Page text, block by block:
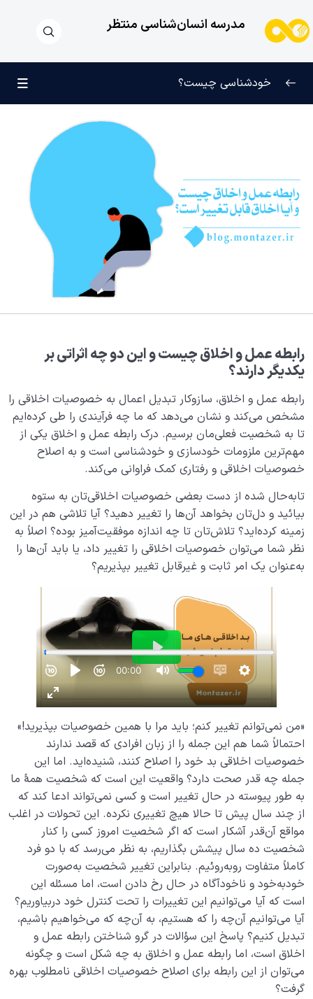
مدرسه انسان‌شناسی منتظر
0/11
کودک عزیز روان 0/6
انسان و میل بی‌نهایت 0/12
انسان چه چیزی نیست؟
هدف خلقت و جایگاه انسان 0/7
نقش الگو در حیات انسان
نسبت دنیا به آخرت
سنّت‌های الهی 0/20
سنت‌های الهی، فرمول‌ها و قواعد ریاضی حاکم بر خلقت‌اند
کند؟
رابطه قضا و قدر چیست؟ این قانون در کجای زندگی من
قرار دارد؟
تعریف عمل چیست و اعمال ما چه کارکردی در زندگی‌مان
دارند؟
قانون عمل و عکس‌العمل چیست و چه نقشی در نظام
ریاضی خلقت دارد؟
دنیا مزرعه آخرت است | آخرت محصول عملکرد ما در
دنیاست
اعمال ما در رحم دنیا چه شباهتی با اعمال جنین در رحم
مادر دارد؟
علت تفاوتهای فردی چیست و چرا شخصیت افراد باهم
متفاوت است؟
رابطه عمل و اخلاق چیست و آیا اخلاق قابل تغییر است؟
رابطه ظاهر و باطن چگونه رابطه‌ای است، کسب‌های ما
چگونه باطنمان را میسازند؟
نقش اندازه در زندگی ما و جهان خلقت چیست؟
انسان شناسی چگونه به ما در تشخیص مشکلات روحی
کمک می‌کند؟
دلایل عقلی اثبات معاد چیست؟ آیا عالمی غیر از دنیا وجود
دارد؟
ویژگی‌های آخرت چیست؟ عالم پس از مرگ چه جور جایی
خودشناسی چیست؟
رابطه عمل و اخلاق چیست و این دو چه اثراتی بر
یکدیگر دارند؟
رابطه عمل و اخلاق، سازوکار تبدیل اعمال به خصوصیات اخلاقی را
مشخص می‌کند و نشان می‌دهد که ما چه فرآیندی را طی کرده‌ایم
تا به شخصیت فعلی‌مان برسیم. درک رابطه عمل و اخلاق یکی از
مهم‌ترین ملزومات خودسازی و خودشناسی است و به اصلاح
خصوصیات اخلاقی و رفتاری کمک فراوانی می‌کند.
تابه‌حال شده از دست بعضی خصوصیات اخلاقی‌تان به ستوه
بیائید و دل‌تان بخواهد آن‌ها را تغییر دهید؟ آیا تلاشی هم در این
زمینه کرده‌اید؟ تلاش‌تان تا چه اندازه موفقیت‌آمیز بوده؟ اصلاً به
نظر شما می‌توان خصوصیات اخلاقی را تغییر داد، یا باید آن‌ها را
به‌عنوان یک امر ثابت و غیرقابل تغییر بپذیریم؟
«من نمی‌توانم تغییر کنم؛ باید مرا با همین خصوصیات بپذیرید!»
احتمالاً شما هم این جمله را از زبان افرادی که قصد ندارند
خصوصیات اخلاقی بد خود را اصلاح کنند، شنیده‌اید. اما این
جمله چه قدر صحت دارد؟ واقعیت این است که شخصیت همۀ ما
به ‌طور پیوسته در حال تغییر است و کسی نمی‌تواند ادعا کند که
از چند سال پیش تا حالا هیچ تغییری نکرده. این تحولات در اغلب
مواقع آن‌قدر آشکار است که اگر شخصیت امروز کسی را کنار
شخصیت ده سال پیشش بگذاریم، به نظر می‌رسد که با دو فرد
کاملاً متفاوت روبه‌روئیم. بنابراین تغییر شخصیت به‌صورت
خودبه‌خود و ناخودآگاه در حال رخ دادن است، اما مسئله این
است که آیا می‌توانیم این تغییرات را تحت کنترل خود دربیاوریم؟
آیا می‌توانیم آن‌چه را که هستیم، به آن‌چه که می‌خواهیم باشیم،
تبدیل کنیم؟ پاسخ این سؤالات در گرو شناختن رابطه عمل و
اخلاق است، اما رابطه عمل و اخلاق به چه شکل است و چگونه
می‌توان از این رابطه برای اصلاح خصوصیات اخلاقی نامطلوب بهره
گرفت؟